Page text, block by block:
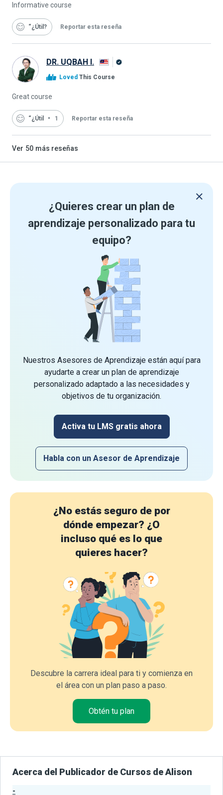
Informative course
“¿Útil Reportar esta reseña
DR. UQBAH I.
Loved This Course
Great course
“¿Útil 1 Reportar esta reseña
Ver 50 más reseñas
¿Quieres crear un plan de
aprendizaje personalizado para tu
equipo?
Nuestros Asesores de Aprendizaje están aquí para
ayudarte a crear un plan de aprendizaje
personalizado adaptado a las necesidades y
objetivos de tu organización.
Activa tu LMS gratis ahora
Habla con un Asesor de Aprendizaje
¿No estás seguro de por
dónde empezar? ¿O
incluso qué es lo que
quieres hacer?
Descubre la carrera ideal para ti y comienza en
el área con un plan paso a paso.
Obtén tu plan
Acerca del Publicador de Cursos de Alison
-